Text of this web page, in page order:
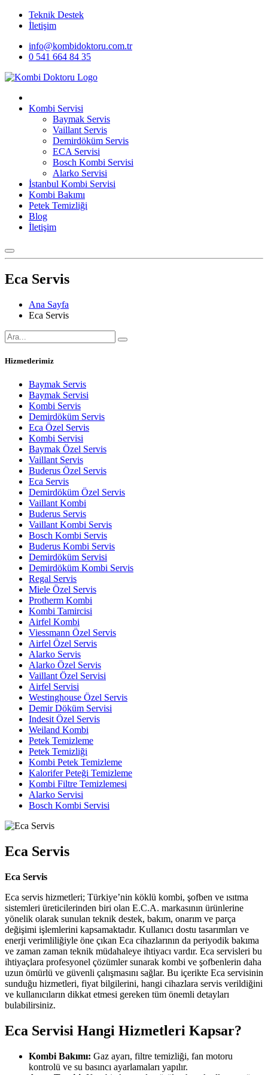
Teknik Destek
İletişim
info@kombidoktoru.com.tr
0 541 664 84 35
Kombi Servisi
Baymak Servis
Vaillant Servis
Demirdöküm Servis
ECA Servisi
Bosch Kombi Servisi
Alarko Servisi
İstanbul Kombi Servisi
Kombi Bakımı
Petek Temizliği
Blog
İletişim
Eca Servis
Ana Sayfa
Eca Servis
Hizmetlerimiz
Baymak Servis
Baymak Servisi
Kombi Servis
Demirdöküm Servis
Eca Özel Servis
Kombi Servisi
Baymak Özel Servis
Vaillant Servis
Buderus Özel Servis
Eca Servis
Demirdöküm Özel Servis
Vaillant Kombi
Buderus Servis
Vaillant Kombi Servis
Bosch Kombi Servis
Buderus Kombi Servis
Demirdöküm Servisi
Demirdöküm Kombi Servis
Regal Servis
Miele Özel Servis
Protherm Kombi
Kombi Tamircisi
Airfel Kombi
Viessmann Özel Servis
Airfel Özel Servis
Alarko Servis
Alarko Özel Servis
Vaillant Özel Servisi
Airfel Servisi
Westinghouse Özel Servis
Demir Döküm Servisi
Indesit Özel Servis
Weiland Kombi
Petek Temizleme
Petek Temizliği
Kombi Petek Temizleme
Kalorifer Peteği Temizleme
Kombi Filtre Temizlemesi
Alarko Servisi
Bosch Kombi Servisi
Eca Servis
Eca Servis
Eca servis hizmetleri; Türkiye’nin köklü kombi, şofben ve ısıtma
sistemleri üreticilerinden biri olan E.C.A. markasının ürünlerine
yönelik olarak sunulan teknik destek, bakım, onarım ve parça
değişimi işlemlerini kapsamaktadır. Kullanıcı dostu tasarımları ve
enerji verimliliğiyle öne çıkan Eca cihazlarının da periyodik bakıma
ve zaman zaman teknik müdahaleye ihtiyacı vardır. Eca servisleri bu
ihtiyaçlara profesyonel çözümler sunarak kombi ve şofbenlerin daha
uzun ömürlü ve güvenli çalışmasını sağlar. Bu içerikte Eca servisinin
sunduğu hizmetleri, fiyat bilgilerini, hangi cihazlara servis verildiğini
ve kullanıcıların dikkat etmesi gereken tüm önemli detayları
bulabilirsiniz.
Eca Servisi Hangi Hizmetleri Kapsar?
Kombi Bakımı: Gaz ayarı, filtre temizliği, fan motoru
kontrolü ve su basıncı ayarlamaları yapılır.